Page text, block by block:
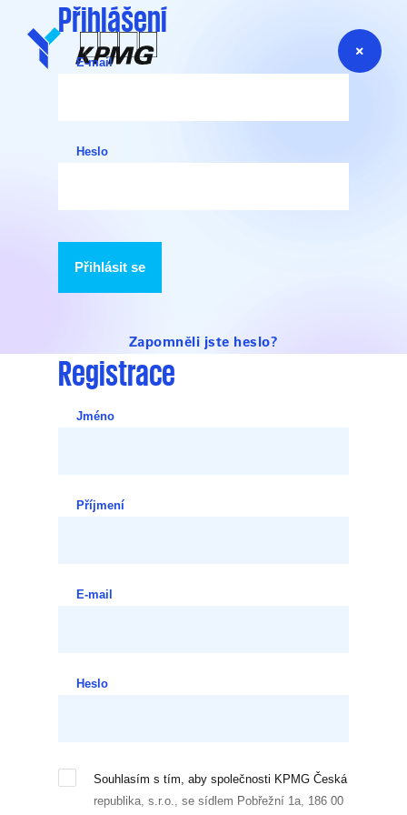
Přihlášení
E-mail
Heslo
Přihlásit se
Zapomněli jste heslo?
Registrace
Jméno
Příjmení
E-mail
Heslo
Souhlasím s tím, aby společnosti KPMG Česká
republika, s.r.o., se sídlem Pobřežní 1a, 186 00